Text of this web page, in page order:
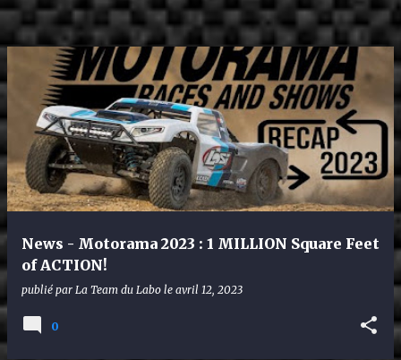
News - Motorama 2023 : 1 MILLION Square Feet
of ACTION!
publié par La Team du Labo le avril 12, 2023
0